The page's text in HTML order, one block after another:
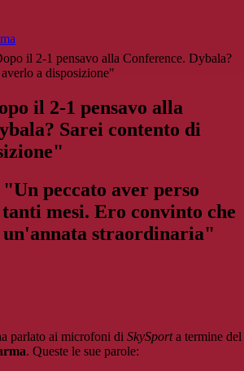
il 2-1 pensavo alla Conference. Dybala?
a disposizione"
il 2-1 pensavo alla
Sarei contento di
peccato aver perso
mesi. Ero convinto che
un'annata straordinaria"
parlato ai microfoni di SkySporta termine del
. Queste le sue parole: